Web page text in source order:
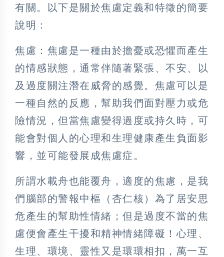
有關。以下是關於焦慮定義和特徵的簡要
說明：
焦慮：焦慮是一種由於擔憂或恐懼而產生
的情感狀態，通常伴隨著緊張、不安、以
及過度關注潛在威脅的感覺。焦慮可以是
一種自然的反應，幫助我們面對壓力或危
險情況，但當焦慮變得過度或持久時，可
能會對個人的心理和生理健康產生負面影
響，並可能發展成焦慮症。
所謂水載舟也能覆舟，適度的焦慮，是我
們腦部的警報中樞（杏仁核）為了居安思
危產生的幫助性情緒；但是過度不當的焦
慮便會產生干擾和精神情緒障礙！心理、
生理、環境、靈性又是環環相扣，萬一互